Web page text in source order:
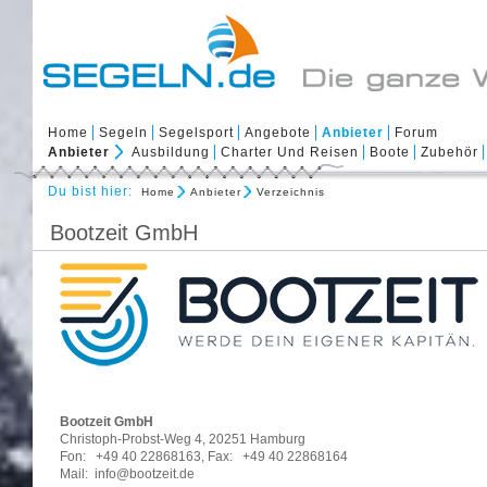
Home Segeln Segelsport Angebote Anbieter
Forum
Anbieter
Ausbildung Charter Und Reisen Boote Zubehör
Du bist hier: Home Anbieter Verzeichnis
Bootzeit GmbH
Bootzeit GmbH
Christoph-Probst-Weg 4, 20251 Hamburg
Fon: +49 40 22868163, Fax: +49 40 22868164
Mail: info@bootzeit.de